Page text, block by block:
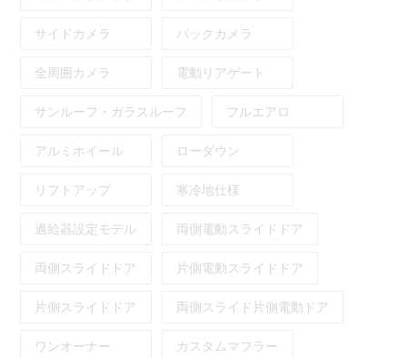
サイドカメラ バックカメラ
全周囲カメラ 電動リアゲート
サンルーフ・ガラスルーフ フルエアロ
アルミホイール ローダウン
リフトアップ 寒冷地仕様
過給器設定モデル 両側電動スライドドア
両側スライドドア 片側電動スライドドア
片側スライドドア 両側スライド片側電動ドア
ワンオーナー カスタムマフラー